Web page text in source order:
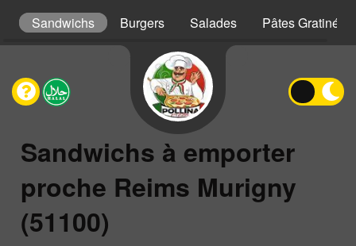
Sandwichs Burgers Salades Pâtes
Sandwichs à emporter
proche Reims Murigny
(51100)